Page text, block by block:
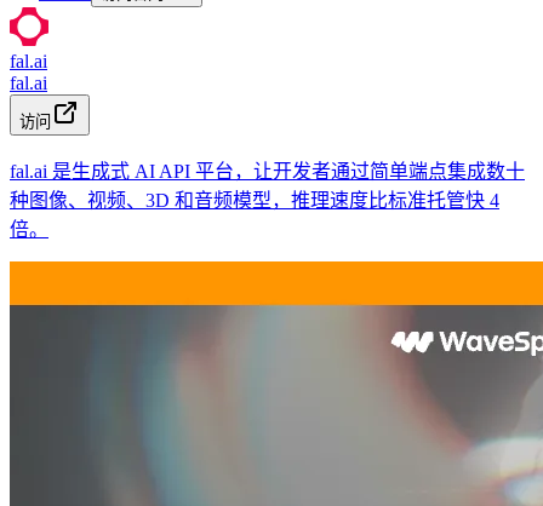
fal.ai
fal.ai
访问
fal.ai 是生成式 AI API 平台，让开发者通过简单端点集成数十
种图像、视频、3D 和音频模型，推理速度比标准托管快 4
倍。